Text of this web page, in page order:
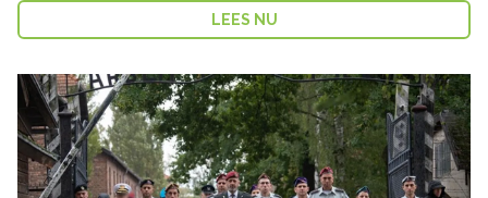
LEES NU